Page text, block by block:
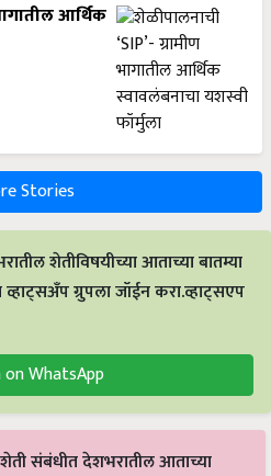
आर्थिक
Stories
शेतीविषयीच्या आताच्या बातम्या
ग्रुपला जॉईन करा.व्हाट्सएप
on WhatsApp
संबंधीत देशभरातील आताच्या